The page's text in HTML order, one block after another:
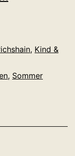
, Kind &
, Sommer